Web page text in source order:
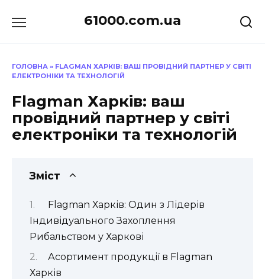
до
61000.com.ua
ГОЛОВНА » FLAGMAN ХАРКІВ: ВАШ ПРОВІДНИЙ ПАРТНЕР У СВІТІ
ЕЛЕКТРОНІКИ ТА ТЕХНОЛОГІЙ
Flagman Харків: ваш
провідний партнер у світі
електроніки та технологій
Зміст
Flagman Харків: Один з Лідерів
Індивідуального Захоплення
Рибальством у Харкові
Асортимент продукції в Flagman
Харків